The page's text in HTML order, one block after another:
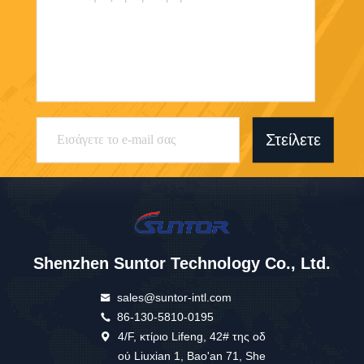
Στείλετε
Shenzhen Suntor Technology Co., Ltd.
sales@suntor-intl.com
86-130-5810-0195
4/F, κτίριο Lifeng, 42# της οδ
ού Liuxian 1, Bao'an 71, She